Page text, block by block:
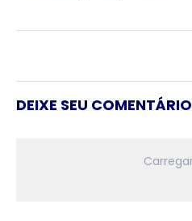
DEIXE SEU COMENTÁRIO